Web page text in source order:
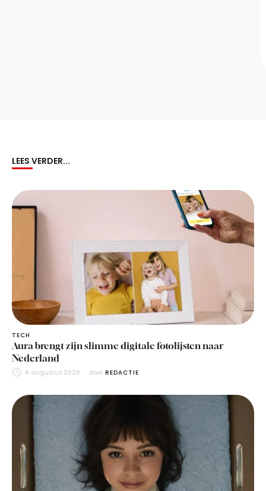
LEES VERDER...
TECH
Aura brengt zijn slimme digitale fotolijsten naar
Nederland
4 augustus 2026 door REDACTIE